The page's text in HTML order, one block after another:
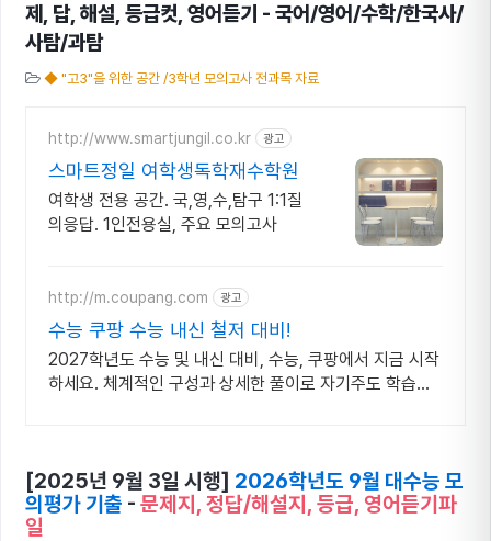
제, 답, 해설, 등급컷, 영어듣기 - 국어/영어/수학/한국사/
사탐/과탐
◆ "고3"을 위한 공간 /3학년 모의고사 전과목 자료
http://www.smartjungil.co.kr 광고
스마트정일 여학생독학재수학원
여학생 전용 공간. 국,영,수,탐구 1:1질
의응답. 1인전용실, 주요 모의고사
http://m.coupang.com 광고
수능 쿠팡 수능 내신 철저 대비!
2027학년도 수능 및 내신 대비, 수능, 쿠팡에서 지금 시작
하세요. 체계적인 구성과 상세한 풀이로 자기주도 학습을
[2025년 9월 3일 시 행] 2026학년도 9월 대수능 모
의평가 기출 - 문제지, 정답/해설지, 등급, 영어듣기파
일